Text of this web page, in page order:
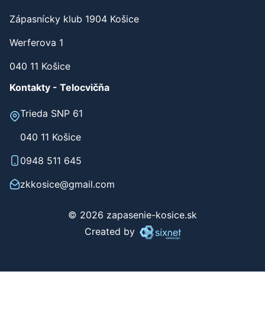
Zápasnícky klub 1904 Košice
Werferova 1
040 11 Košice
Kontakty - Telocvičňa
Trieda SNP 61
040 11 Košice
0948 511 645
zkkosice@gmail.com
© 2026 zapasenie-kosice.sk
Created by